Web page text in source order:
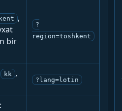
,
bir
?
region=toshkent
kk ,
?lang=lotin